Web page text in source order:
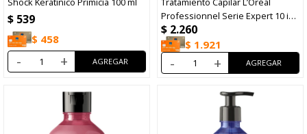
$ 539
$ 458
- +
Professionnel Serie Expert 10 in
1 Vitamino Color 190ml
$ 2.260
$ 1.921
- +